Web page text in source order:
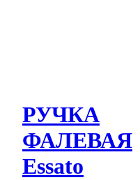
РУЧКА
ФАЛЕВАЯ
Essato